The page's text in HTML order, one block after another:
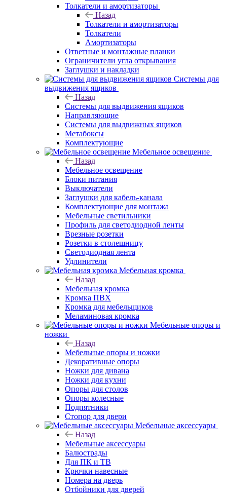
Толкатели и амортизаторы
Назад
Толкатели и амортизаторы
Толкатели
Амортизаторы
Ответные и монтажные планки
Ограничители угла открывания
Заглушки и накладки
Системы для
выдвижения ящиков
Назад
Системы для выдвижения ящиков
Направляющие
Системы для выдвижных ящиков
Метабоксы
Комплектующие
Мебельное освещение
Назад
Мебельное освещение
Блоки питания
Выключатели
Заглушки для кабель-канала
Комплектующие для монтажа
Мебельные светильники
Профиль для светодиодной ленты
Врезные розетки
Розетки в столешницу
Светодиодная лента
Удлинители
Мебельная кромка
Назад
Мебельная кромка
Кромка ПВХ
Кромка для мебельщиков
Меламиновая кромка
Мебельные опоры и
ножки
Назад
Мебельные опоры и ножки
Декоративные опоры
Ножки для дивана
Ножки для кухни
Опоры для столов
Опоры колесные
Подпятники
Стопор для двери
Мебельные аксессуары
Назад
Мебельные аксессуары
Балюстрады
Для ПК и ТВ
Крючки навесные
Номера на дверь
Отбойники для дверей